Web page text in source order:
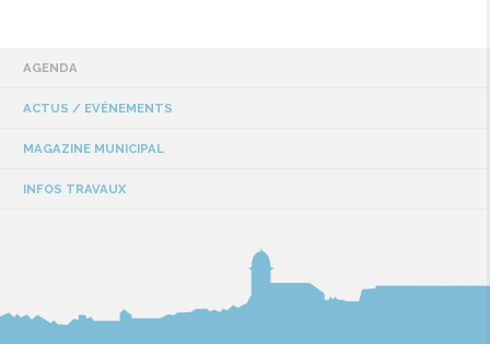
AGENDA
ACTUS / EVÉNEMENTS
MAGAZINE MUNICIPAL
INFOS TRAVAUX